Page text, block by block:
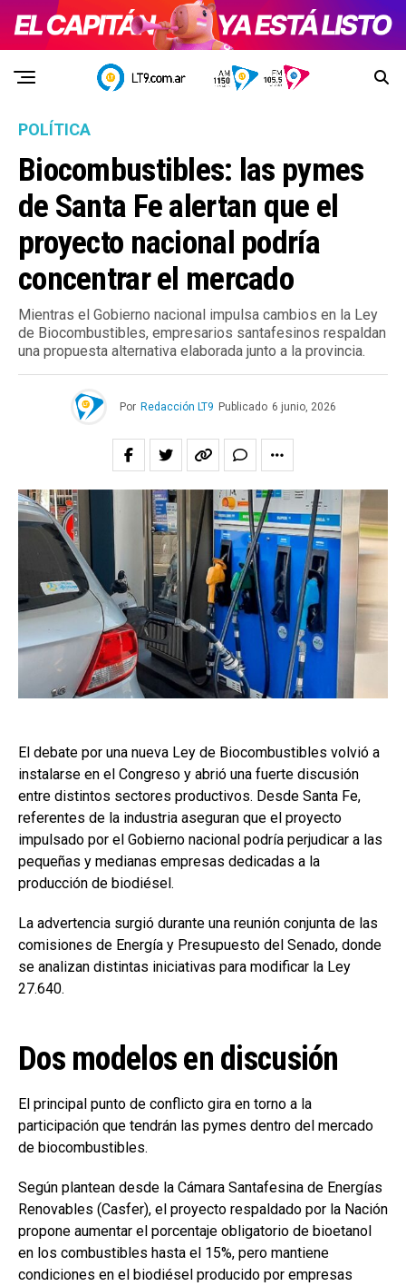
POLÍTICA
Biocombustibles: las pymes
de Santa Fe alertan que el
proyecto nacional podría
concentrar el mercado
Mientras el Gobierno nacional impulsa cambios en la Ley
de Biocombustibles, empresarios santafesinos respaldan
una propuesta alternativa elaborada junto a la provincia.
Por Redacción LT9 Publicado 6 junio, 2026
El debate por una nueva Ley de Biocombustibles volvió a
instalarse en el Congreso y abrió una fuerte discusión
entre distintos sectores productivos. Desde Santa Fe,
referentes de la industria aseguran que el proyecto
impulsado por el Gobierno nacional podría perjudicar a las
pequeñas y medianas empresas dedicadas a la
producción de biodiésel.
La advertencia surgió durante una reunión conjunta de las
comisiones de Energía y Presupuesto del Senado, donde
se analizan distintas iniciativas para modificar la Ley
27.640.
Dos modelos en discusión
El principal punto de conflicto gira en torno a la
participación que tendrán las pymes dentro del mercado
de biocombustibles.
Según plantean desde la Cámara Santafesina de Energías
Renovables (Casfer), el proyecto respaldado por la Nación
propone aumentar el porcentaje obligatorio de bioetanol
en los combustibles hasta el 15%, pero mantiene
condiciones en el biodiésel producido por empresas